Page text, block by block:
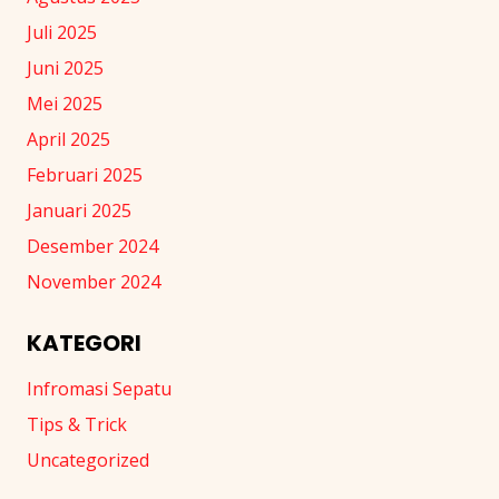
Juli 2025
Juni 2025
Mei 2025
April 2025
Februari 2025
Januari 2025
Desember 2024
November 2024
KATEGORI
Infromasi Sepatu
Tips & Trick
Uncategorized